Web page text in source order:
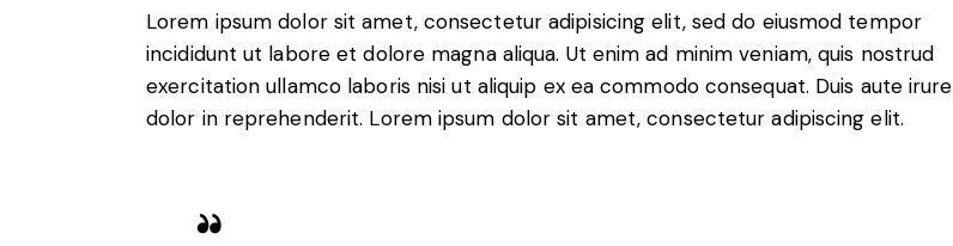
Lorem ipsum dolor sit amet, consectetur adipisicing elit, sed do eiusmod tempor
incididunt ut labore et dolore magna aliqua. Ut enim ad minim veniam, quis nostrud
exercitation ullamco laboris nisi ut aliquip ex ea commodo consequat. Duis aute irure
dolor in reprehenderit. Lorem ipsum dolor sit amet, consectetur adipiscing elit.